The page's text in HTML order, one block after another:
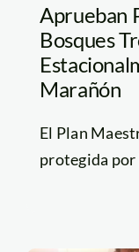
Aprueban
Bosques
Marañón
El Plan
protegida por